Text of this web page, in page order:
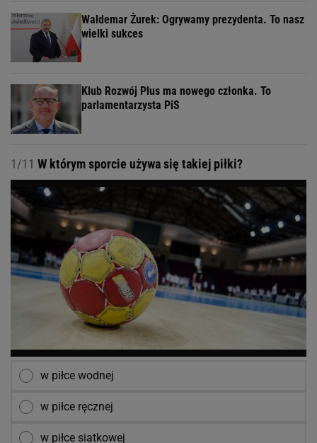
Waldemar Żurek: Ogrywamy prezydenta. To nasz
wielki sukces
Klub Rozwój Plus ma nowego członka. To
parlamentarzysta PiS
1/11 W którym sporcie używa się takiej piłki?
w piłce wodnej
w piłce ręcznej
w piłce siatkowej